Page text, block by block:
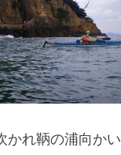
れ鞆の浦向かい